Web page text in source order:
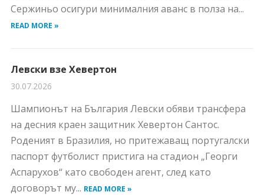
Сержиньо осигури минималния аванс в полза на...
READ MORE »
Левски взе Хевертон
30.07.2026
Шампионът на България Левски обяви трансфера
на десния краен защитник Хевертон Сантос.
Роденият в Бразилия, но притежаващ португалски
паспорт футболист пристига на стадион „Георги
Аспарухов“ като свободен агент, след като
договорът му... READ MORE »